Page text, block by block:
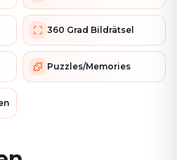
360 Grad Bildrätsel
Puzzles/Memories